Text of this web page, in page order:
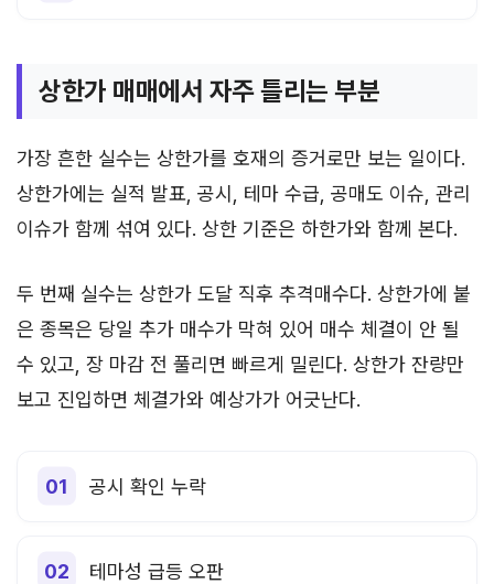
상한가 매매에서 자주 틀리는 부분
가장 흔한 실수는 상한가를 호재의 증거로만 보는 일이다.
상한가에는 실적 발표, 공시, 테마 수급, 공매도 이슈, 관리
이슈가 함께 섞여 있다. 상한 기준은 하한가와 함께 본다.
두 번째 실수는 상한가 도달 직후 추격매수다. 상한가에 붙
은 종목은 당일 추가 매수가 막혀 있어 매수 체결이 안 될
수 있고, 장 마감 전 풀리면 빠르게 밀린다. 상한가 잔량만
보고 진입하면 체결가와 예상가가 어긋난다.
공시 확인 누락
테마성 급등 오판